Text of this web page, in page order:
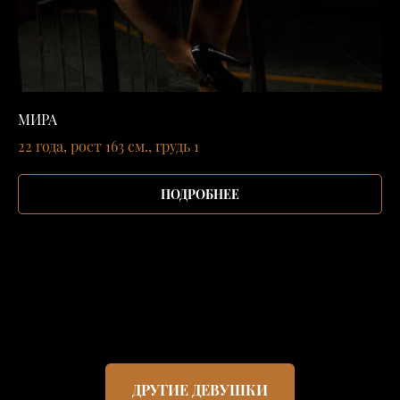
МИРА
22 года, рост 163 см., грудь 1
ПОДРОБНЕЕ
ДРУГИЕ ДЕВУШКИ